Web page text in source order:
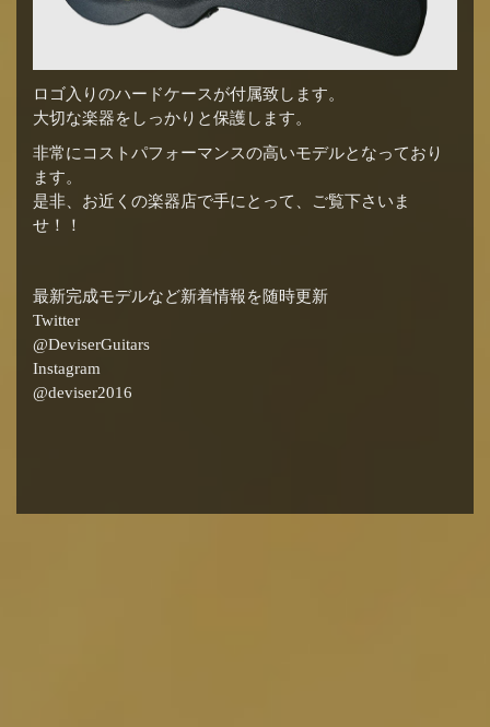
ロゴ入りのハードケースが付属致します。
大切な楽器をしっかりと保護します。
非常にコストパフォーマンスの高いモデルとなっており
ます。
是非、お近くの楽器店で手にとって、ご覧下さいま
せ！！
最新完成モデルなど新着情報を随時更新
Twitter
@DeviserGuitars
Instagram
@deviser2016